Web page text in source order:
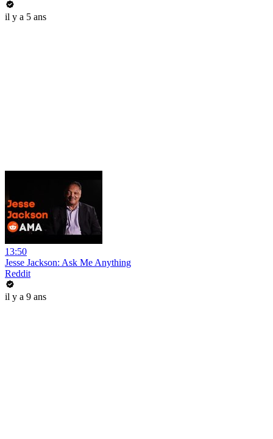
il y a 5 ans
13:50
Jesse Jackson: Ask Me Anything
Reddit
il y a 9 ans